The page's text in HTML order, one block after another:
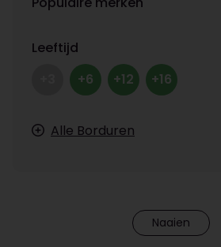
Leeftijd
+6 +12 +16
Alle Borduren
Naaien